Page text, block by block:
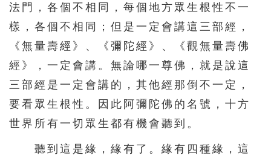
法門，各個不相同，每個地方眾生根性不一
樣，各個不相同；但是一定會講這三部經，
《無量壽經》、《彌陀經》、《觀無量壽佛
經》，一定會講。無論哪一尊佛，就是說這
三部經是一定會講的，其他經那倒不一定，
要看眾生根性。因此阿彌陀佛的名號，十方
世界所有一切眾生都有機會聽到。
聽到這是緣，緣有了。緣有四種緣，這